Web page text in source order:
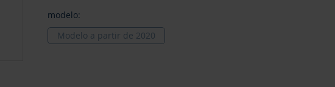
modelo:
Modelo a partir de 2020